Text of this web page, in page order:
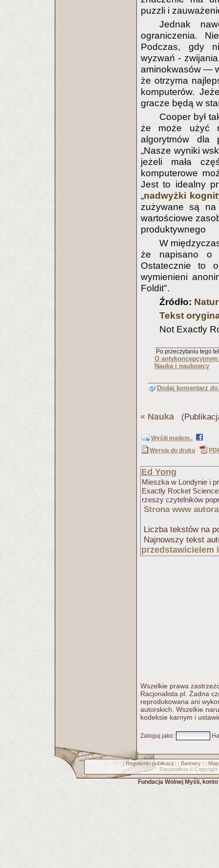
puzzli i
Jednak
ograniczenia.
Podczas, gdy
wyzwań -
aminokwasów —
że otrzyma
komputerów.
gracze będą w
Cooper był
że może użyć
algorytmów dla
„Nasze wyniki
jeżeli mała
komputerowe
Jest to idealny
„nadwyżki
zużywane są na
wartościowe
produktywnego
W
że napisano o
Ostatecznie to
wymienieni
Foldit".
Źródło:
Tekst
Not Exactly
Po przeczytaniu tego
O
Nauka i naukowcy
Dodaj komentarz
« Nauka
Wyślij mailem..
Wersja do druku
Ed Yong
Mieszka w Londynie i
Exactly Rocket
rzeszy czytelników
Strona www autora
Liczba tekstów na
Najnowszy tekst
przedstawicielem
Wszelkie prawa
Racjonalista.pl. Żadna
reprodukowana ani
autorskich. Wszelkie
kodeksie karnym i
Zaloguj jako:
[ Regulamin publikacji] [ Bannery] [
Racjonalista © Copyright
Fundacja Wolnej Myśli,